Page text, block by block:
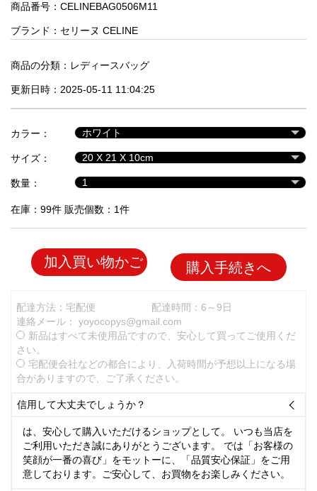
人
気
商
セ
ル
品
商品番号：CELINEBAG0506M11
ブランド： セリーヌ CELINE
商品の分類： レディースバッグ
更新日時：2025-05-11 11:04:25
カラー：
サイズ：
数量：
在庫：99件 販売個数：1件
加入買い物かご 購入手続きへ
配達方法：宅配便
配達時間：6～9日
連絡メール： yoyocopys@gmail.com
新品はすべて未使用品ですので、安心して買ってご使用くだ
さい。
宅配便会社などの都合により、入荷時間が予想以上になる場
合がありますので、ご了承ください。
信用して大丈夫でしょうか？ 
は、安心して購入いただけるショップとして。 いつも当店を
ご利用いただき誠にありがとうございます。 では「お客様の
笑顔が一番の喜び」をモットーに、「品質安心保証」をご用
意しております。ご安心して、お買物をお楽しみください。